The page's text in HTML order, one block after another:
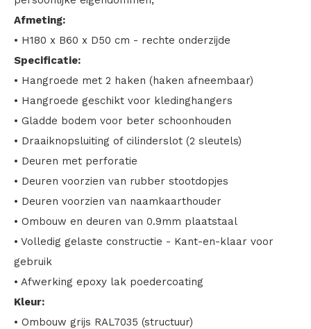
Afmeting:
• H180 x B60 x D50 cm - rechte onderzijde
Specificatie:
• Hangroede met 2 haken (haken afneembaar)
• Hangroede geschikt voor kledinghangers
• Gladde bodem voor beter schoonhouden
• Draaiknopsluiting of cilinderslot (2 sleutels)
• Deuren met perforatie
• Deuren voorzien van rubber stootdopjes
• Deuren voorzien van naamkaarthouder
• Ombouw en deuren van 0.9mm plaatstaal
• Volledig gelaste constructie - Kant-en-klaar voor
gebruik
• Afwerking epoxy lak poedercoating
Kleur:
• Ombouw grijs RAL7035 (structuur)